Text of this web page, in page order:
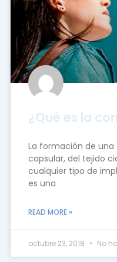
¿Qué es la
La formación de
capsular, del tejido
cualquier tipo de
es una
READ MORE »
octubre 23, 2018 No